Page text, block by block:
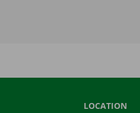
LOCATION